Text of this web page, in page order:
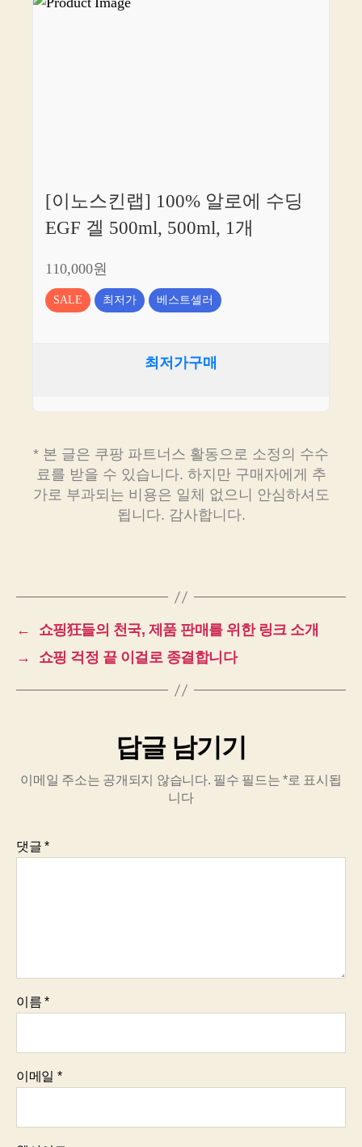
[이노스킨랩] 100% 알로에 수딩
EGF 겔 500ml, 500ml, 1개
110,000원
SALE 최저가 베스트셀러
최저가구매
* 본 글은 쿠팡 파트너스 활동으로 소정의 수수
료를 받을 수 있습니다. 하지만 구매자에게 추
가로 부과되는 비용은 일체 없으니 안심하셔도
됩니다. 감사합니다.
←
쇼핑狂들의 천국, 제품 판매를 위한 링크 소개
→
쇼핑 걱정 끝 이걸로 종결합니다
답글 남기기
이메일 주소는 공개되지 않습니다. 필수 필드는*로 표시됩
니다
댓글*
이름*
이메일 *